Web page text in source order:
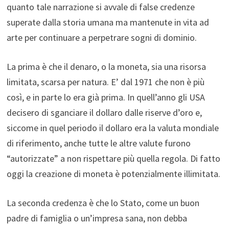
quanto tale narrazione si avvale di false credenze
superate dalla storia umana ma mantenute in vita ad
arte per continuare a perpetrare sogni di dominio.
La prima è che il denaro, o la moneta, sia una risorsa
limitata, scarsa per natura. E’ dal 1971 che non è più
così, e in parte lo era già prima. In quell’anno gli USA
decisero di sganciare il dollaro dalle riserve d’oro e,
siccome in quel periodo il dollaro era la valuta mondiale
di riferimento, anche tutte le altre valute furono
“autorizzate” a non rispettare più quella regola. Di fatto
oggi la creazione di moneta è potenzialmente illimitata.
La seconda credenza è che lo Stato, come un buon
padre di famiglia o un’impresa sana, non debba